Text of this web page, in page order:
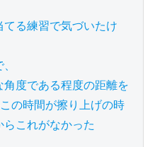
る練習で気づいたけ
度である程度の距離を
の時間が擦り上げの時
これがなかった